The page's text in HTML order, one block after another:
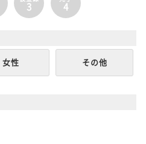
3 4
女性 その他